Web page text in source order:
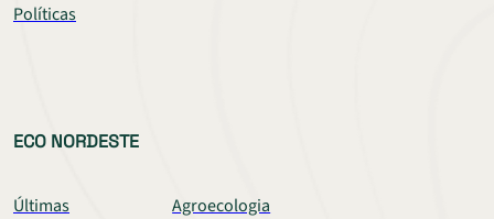
Políticas
ECO NORDESTE
Últimas
Agroecologia